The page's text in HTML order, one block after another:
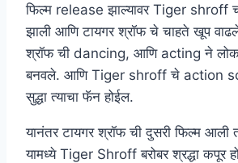
फिल्म release झाल्यावर Tiger shroff
झाली आणि टायगर श्रॉफ चे चाहते खूप
श्रॉफ ची dancing, आणि acting ने
बनवले. आणि Tiger shroff चे action
सुद्धा त्याचा फॅन होईल.
यानंतर टायगर श्रॉफ ची दुसरी फिल्म आली
यामध्ये Tiger Shroff बरोबर श्रद्धा कपूर